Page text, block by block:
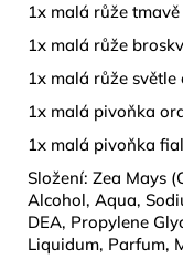
1x malá růže
1x malá růže
1x malá růže světle
1x malá pivoňka
1x malá pivoňka
Složení: Zea Mays
Alcohol, Aqua,
DEA, Propylene
Liquidum, Parfum,